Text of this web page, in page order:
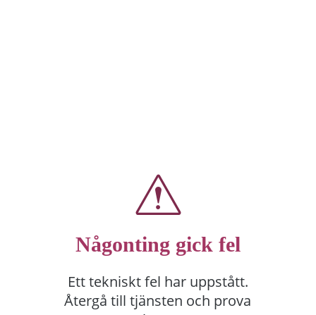
Någonting gick fel
Ett tekniskt fel har uppstått.
Återgå till tjänsten och prova